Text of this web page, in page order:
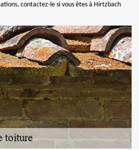
contactez-le si vous êtes à Hirtzbach